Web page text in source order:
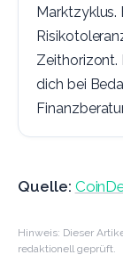
Marktzyklus.
Zeithorizont.
dich bei
Quelle:
Hinweis: Dieser
redaktionell geprüft.